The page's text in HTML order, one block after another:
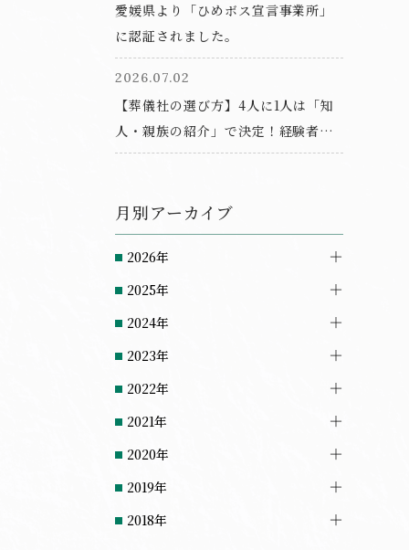
愛媛県より「ひめボス宣言事業所」
に認証されました。
2026.07.02
【葬儀社の選び方】4人に1人は「知
人・親族の紹介」で決定！経験者が
最も信頼する情報源や重視ポイント
月別アーカイブ
2026年
2025年
2024年
2023年
2022年
2021年
2020年
2019年
2018年